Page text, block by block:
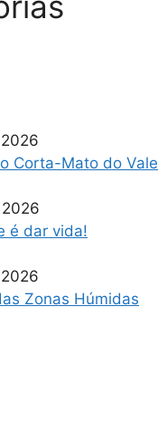
Corta-Mato do Vale
é dar vida!
Zonas Húmidas